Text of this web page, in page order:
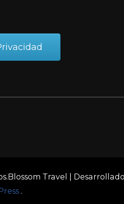
Blossom Travel |
.